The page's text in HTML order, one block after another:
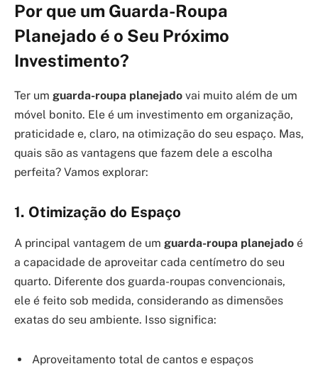
Por que um Guarda-Roupa
Planejado é o Seu Próximo
Investimento?
Ter um guarda-roupa planejado vai muito além de um
móvel bonito. Ele é um investimento em organização,
praticidade e, claro, na otimização do seu espaço. Mas,
quais são as vantagens que fazem dele a escolha
perfeita? Vamos explorar:
1. Otimização do Espaço
A principal vantagem de um guarda-roupa planejado é
a capacidade de aproveitar cada centímetro do seu
quarto. Diferente dos guarda-roupas convencionais,
ele é feito sob medida, considerando as dimensões
exatas do seu ambiente. Isso significa:
Aproveitamento total de cantos e espaços